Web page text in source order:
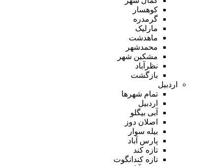
کوهسار
گرمدره
مارلیک
ماهدشت
محمدشهر
مشکین شهر
نظرآباد
بازگشت
اردبیل
تمام شهر‌ها
اردبیل
آبی بیگلو
اصلان دوز
بیله سوار
پارس آباد
تازه کند
تازه کندانگوت